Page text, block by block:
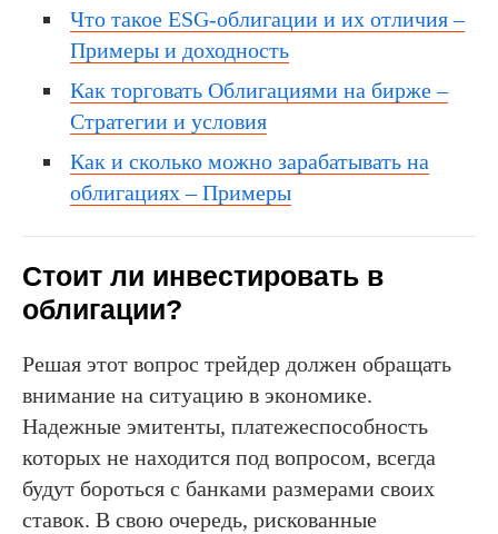
Что такое ESG-облигации и их отличия –
Примеры и доходность
Как торговать Облигациями на бирже –
Стратегии и условия
Как и сколько можно зарабатывать на
облигациях – Примеры
Стоит ли инвестировать в
облигации?
Решая этот вопрос трейдер должен обращать
внимание на ситуацию в экономике.
Надежные эмитенты, платежеспособность
которых не находится под вопросом, всегда
будут бороться с банками размерами своих
ставок. В свою очередь, рискованные